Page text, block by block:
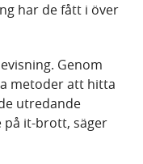
har de fått i över
Genom
metoder att hitta
utredande
it-brott, säger